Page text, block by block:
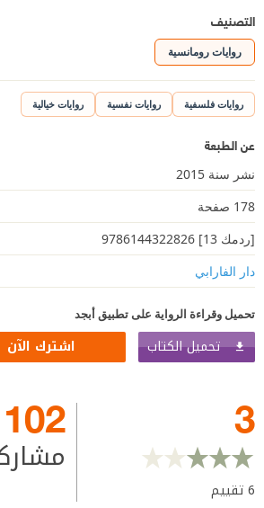
التصنيف
روايات رومانسية
روايات فلسفية روايات نفسية روايات خيالية
عن الطبعة
نشر سنة 2015
178 صفحة
[ردمك 13] 9786144322826
دار الفارابي
تحميل وقراءة الرواية على تطبيق أبجد
تحميل الكتاب اشترك الآن
3
6تقييم
102